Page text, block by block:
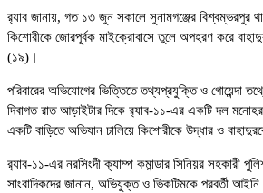
র‍্যাব জানায়, গত ১৩ জুন সকালে সুনামগঞ্জের বিশ্বম্ভরপুর
কিশোরীকে জোরপূর্বক মাইক্রোবাসে তুলে অপহরণ করে
(১৯)।
পরিবারের অভিযোগের ভিত্তিতে তথ্যপ্রযুক্তি ও গোয়েন্দা
দিবাগত রাত আড়াইটার দিকে র‍্যাব-১১-এর একটি দল
একটি বাড়িতে অভিযান চালিয়ে কিশোরীকে উদ্ধার ও
র‍্যাব-১১-এর নরসিংদী ক্যাম্প কমান্ডার সিনিয়র সহকারী
সাংবাদিকদের জানান, অভিযুক্ত ও ভিকটিমকে পরবর্তী